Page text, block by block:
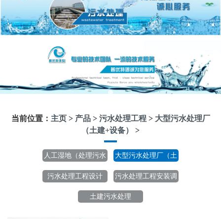
当前位置： 主页> 产品> 污水处理工程> 大型污水处理厂
（土建+设备）
>
人工湿地（处理污水
大型污水处理厂（土
污水处理工程设计
污水处理工程安装调
土建污水处理